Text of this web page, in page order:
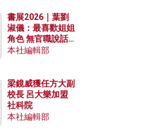
書展2026｜葉劉
淑儀：最喜歡姐姐
角色 無官職說話
包袱少
本社編輯部
梁鏡威獲任方大副
校長 呂大樂加盟
社科院
本社編輯部